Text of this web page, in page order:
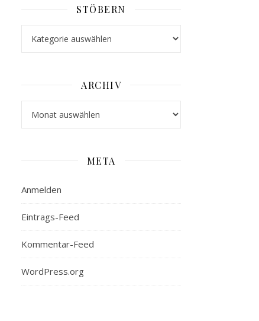
STÖBERN
ARCHIV
META
Anmelden
Eintrags-Feed
Kommentar-Feed
WordPress.org